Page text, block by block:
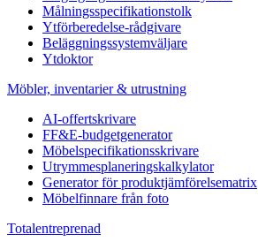
Målningsspecifikationstolk
Ytförberedelse-rådgivare
Beläggningssystemväljare
Ytdoktor
Möbler, inventarier & utrustning
AI-offertskrivare
FF&E-budgetgenerator
Möbelspecifikationsskrivare
Utrymmesplaneringskalkylator
Generator för produktjämförelsematrix
Möbelfinnare från foto
Totalentreprenad